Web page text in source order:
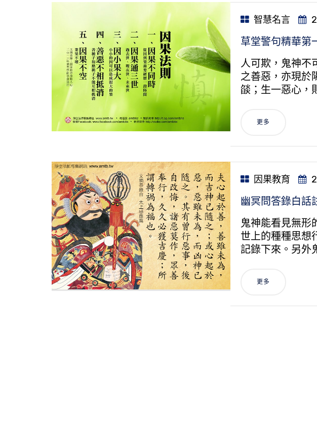
智慧名言
草堂警句精華第
人可欺，鬼神不
之善惡，亦現於
燄；生一惡心
更多
因果教育
幽冥問答錄白話
鬼神能看見無形
世上的種種思想
記錄下來。另
更多